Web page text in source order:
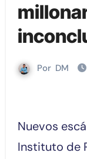
Por DM
Nuevos escándalos siguen saltando en el
Instituto de